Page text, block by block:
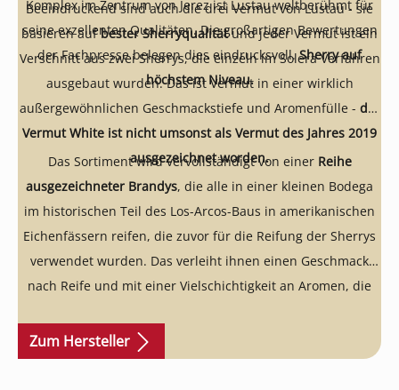
Komplex im Zentrum von Jerez ist Lustau weltberühmt für
seine exzellenten Qualitäten. Die großartigen Bewertungen
der Fachpresse belegen dies eindrucksvoll.Sherry auf
höchstem Niveau.
Beeindruckend sind auch die drei Vermut von Lustau - sie
basieren aufbester Sherryqualitätund jeder Vermut ist ein
Verschnitt aus zwei Sherrys, die einzeln im Solera Verfahren
ausgebaut wurden. Das ist Vermut in einer wirklich
außergewöhnlichen Geschmackstiefe und Aromenfülle - der
Vermut White ist nicht umsonst als Vermut des Jahres 2019
ausgezeichnet worden.
Das Sortiment wird vervollständigt von einer Reihe
ausgezeichneter Brandys, die alle in einer kleinen Bodega
im historischen Teil des Los-Arcos-Baus in amerikanischen
Eichenfässern reifen, die zuvor für die Reifung der Sherrys
verwendet wurden. Das verleiht ihnen einen Geschmack
nach Reife und mit einer Vielschichtigkeit an Aromen, die
Zum Hersteller